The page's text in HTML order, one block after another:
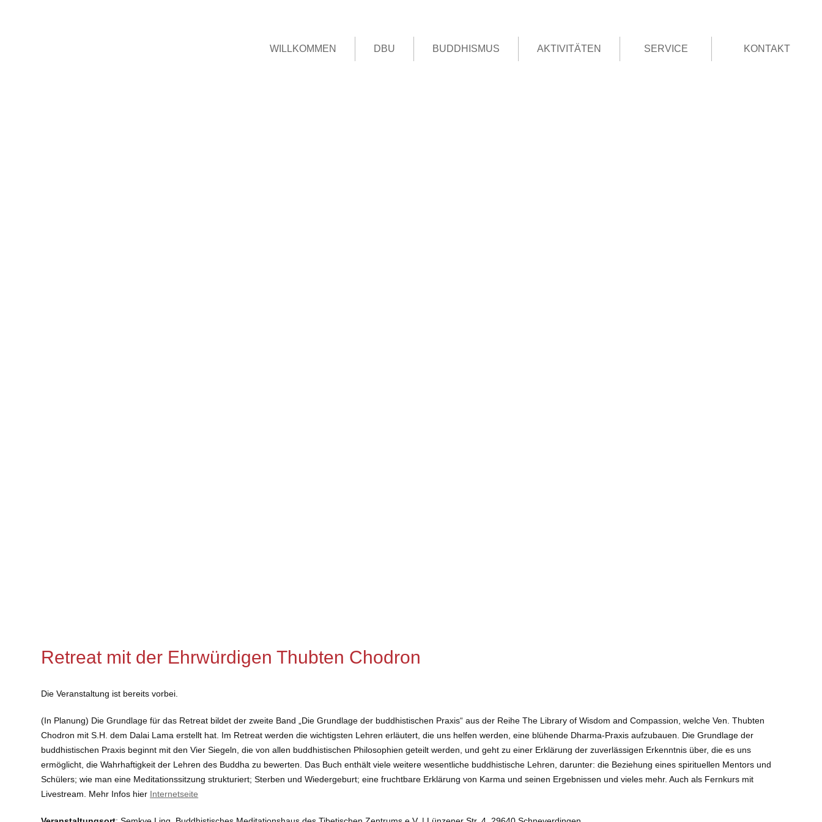
WILLKOMMEN DBU BUDDHISMUS AKTIVITÄTEN SERVICE KONTAKT
Retreat mit der Ehrwürdigen Thubten Chodron
Die Veranstaltung ist bereits vorbei.
(In Planung) Die Grundlage für das Retreat bildet der zweite Band „Die Grundlage der buddhistischen Praxis“ aus der Reihe The Library of Wisdom and Compassion, welche Ven. Thubten
Chodron mit S.H. dem Dalai Lama erstellt hat. Im Retreat werden die wichtigsten Lehren erläutert, die uns helfen werden, eine blühende Dharma-Praxis aufzubauen. Die Grundlage der
buddhistischen Praxis beginnt mit den Vier Siegeln, die von allen buddhistischen Philosophien geteilt werden, und geht zu einer Erklärung der zuverlässigen Erkenntnis über, die es uns
ermöglicht, die Wahrhaftigkeit der Lehren des Buddha zu bewerten. Das Buch enthält viele weitere wesentliche buddhistische Lehren, darunter: die Beziehung eines spirituellen Mentors und
Schülers; wie man eine Meditationssitzung strukturiert; Sterben und Wiedergeburt; eine fruchtbare Erklärung von Karma und seinen Ergebnissen und vieles mehr. Auch als Fernkurs mit
Livestream. Mehr Infos hier Internetseite